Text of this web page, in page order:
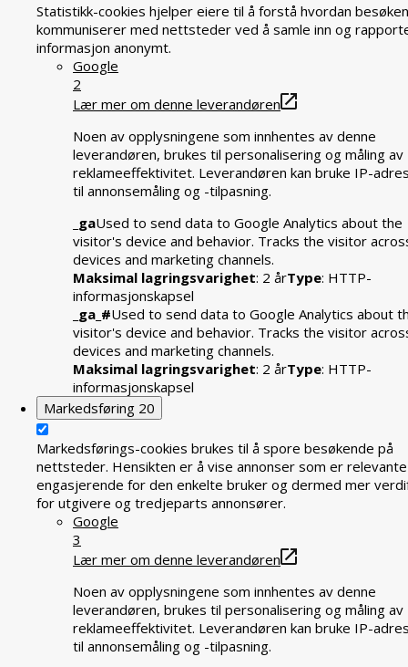
Statistikk-cookies hjelper eiere til å forstå hvordan
kommuniserer med nettsteder ved å samle inn og
informasjon anonymt.
Google
2
Lær mer om denne leverandøren
Noen av opplysningene som innhentes av denne
leverandøren, brukes til personalisering og måling av
reklameeffektivitet. Leverandøren kan bruke IP-
til annonsemåling og -tilpasning.
_gaUsed to send data to Google Analytics about the
visitor's device and behavior. Tracks the visitor
devices and marketing channels.
Maksimal lagringsvarighet: 2 årType: HTTP-
informasjonskapsel
_ga_#Used to send data to Google Analytics about
visitor's device and behavior. Tracks the visitor
devices and marketing channels.
Maksimal lagringsvarighet: 2 årType: HTTP-
informasjonskapsel
Markedsføring 20
Markedsførings-cookies brukes til å spore besøkende på
nettsteder. Hensikten er å vise annonser som er
engasjerende for den enkelte bruker og dermed mer
for utgivere og tredjeparts annonsører.
Google
3
Lær mer om denne leverandøren
Noen av opplysningene som innhentes av denne
leverandøren, brukes til personalisering og måling av
reklameeffektivitet. Leverandøren kan bruke IP-
til annonsemåling og -tilpasning.